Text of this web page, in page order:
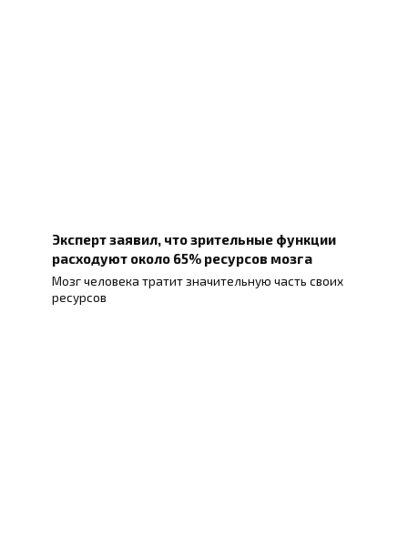
Эксперт заявил, что зрительные функции
расходуют около 65% ресурсов мозга
Мозг человека тратит значительную часть своих
ресурсов